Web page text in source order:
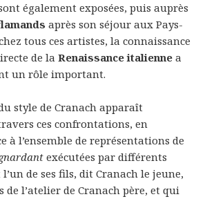
également exposées, puis auprès
après son séjour aux Pays-
tous ces artistes, la connaissance
de laRenaissance italienne a
un rôle important.
style de Cranach apparaît
ces confrontations, en
à l’ensemble de représentations de
exécutées par différents
de ses fils, dit Cranach le jeune,
de l’atelier de Cranach père, et qui